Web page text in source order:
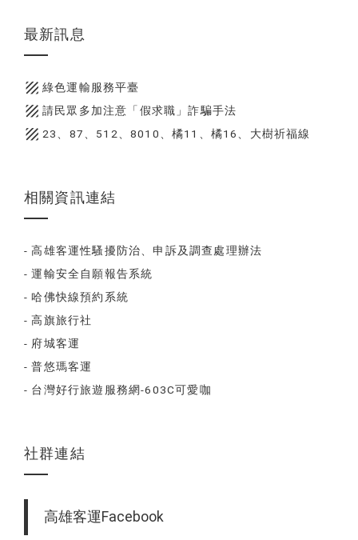
最新訊息
texture 綠色運輸服務平臺
texture 請民眾多加注意「假求職」詐騙手法
texture 23、87、512、8010、橘11、橘16、大樹祈福線
相關資訊連結
- 高雄客運性騷擾防治、申訴及調查處理辦法
- 運輸安全自願報告系統
- 哈佛快線預約系統
- 高旗旅行社
- 府城客運
- 普悠瑪客運
- 台灣好行旅遊服務網-603C可愛咖
社群連結
高雄客運Facebook